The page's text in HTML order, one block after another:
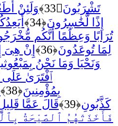
تَشْرَبُونَ﴿33﴾
وَلَئِنْ
إِذًا لَّخَٰسِرُونَ﴿34﴾
تُرَابًا وَعِظَٰمًا أَنَّكُم
لِمَا تُوعَدُونَ﴿36﴾
إِنْ هِىَ
وَنَحْيَا وَمَا نَحْنُ
ٱفْتَرَىٰ عَلَى
بِمُؤْمِنِينَ﴿38﴾
كَذَّبُونِ﴿39﴾ قَالَ عَمَّا
فَأَخَذَتْهُمُ ٱلصَّيْحَةُ